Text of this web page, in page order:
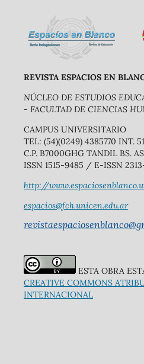
REVISTA ESPACIOS EN
NÚCLEO DE ESTUDIOS
- FACULTAD DE CIENCIAS
CAMPUS UNIVERSITARIO
TEL: (54)(0249) 4385770 INT.
C.P. B7000GHG TANDIL BS.
ISSN 1515-9485 / E-ISSN
http://
espacios@fch.unicen.edu.ar
ESTA OBRA
CREATIVE COMMONS
INTERNACIONAL